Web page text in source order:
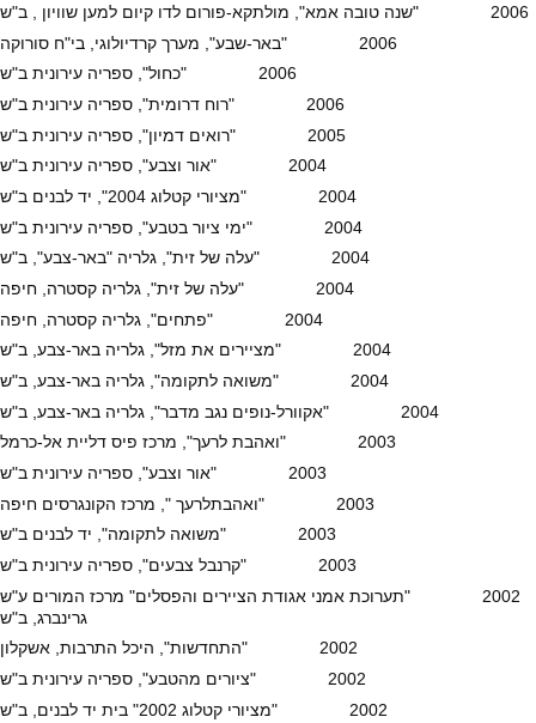
2006 "שנה טובה אמא", מולתקא-פורום לדו קיום למען שוויון , ב"ש
2006 "באר-שבע", מערך קרדיולוגי, בי"ח סורוקה
2006 "כחול", ספריה עירונית ב"ש
2006 "רוח דרומית", ספריה עירונית ב"ש
2005 "רואים דמיון", ספריה עירונית ב"ש
2004 "אור וצבע", ספריה עירונית ב"ש
2004 "מציורי קטלוג 2004", יד לבנים ב"ש
2004 "ימי ציור בטבע", ספריה עירונית ב"ש
2004 "עלה של זית", גלריה "באר-צבע", ב"ש
2004 "עלה של זית", גלריה קסטרה, חיפה
2004 "פתחים", גלריה קסטרה, חיפה
2004 "מציירים את מזל", גלריה באר-צבע, ב"ש
2004 "משואה לתקומה", גלריה באר-צבע, ב"ש
2004 "אקוורל-נופים נגב מדבר", גלריה באר-צבע, ב"ש
2003 "ואהבת לרעך", מרכז פיס דליית אל-כרמל
2003 "אור וצבע", ספריה עירונית ב"ש
2003 "ואהבתלרעך ", מרכז הקונגרסים חיפה
2003 "משואה לתקומה", יד לבנים ב"ש
2003 "קרנבל צבעים", ספריה עירונית ב"ש
2002 "תערוכת אמני אגודת הציירים והפסלים" מרכז המורים ע"ש
גרינברג, ב"ש
2002 "התחדשות", היכל התרבות, אשקלון
2002 "ציורים מהטבע", ספריה עירונית ב"ש
2002 "מציורי קטלוג 2002" בית יד לבנים, ב"ש